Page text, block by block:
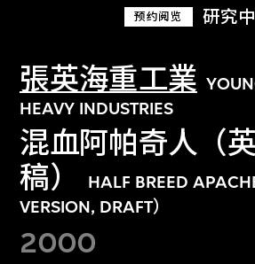
预约阅览 研究
張英海重工業
HEAVY INDUSTRIES
混血阿帕奇人（
稿）
HALF BREED
VERSION, DRAFT）
2000
探索世界顶级的二十及二十
文化藏品。